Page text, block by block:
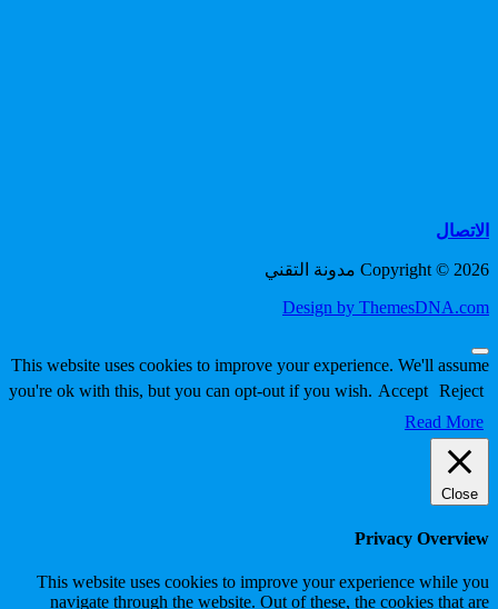
الاتصال
Copyright © 2026 مدونة التقني
Design by ThemesDNA.com
Scroll
to
Top
This website uses cookies to improve your experience. We'll assume
you're ok with this, but you can opt-out if you wish. Accept Reject
Read More
Close
Privacy Overview
This website uses cookies to improve your experience while you
navigate through the website. Out of these, the cookies that are